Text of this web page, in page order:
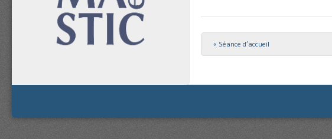
Post navigation
« Séance d’accueil